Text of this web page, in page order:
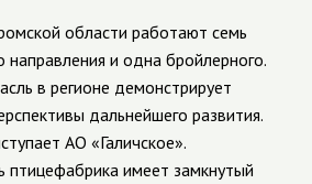
области работают семь
направления и одна бройлерного.
в регионе демонстрирует
дальнейшего развития.
АО «Галичское».
птицефабрика имеет замкнутый